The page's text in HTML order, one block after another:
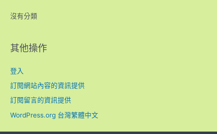
沒有分類
其他操作
登入
訂閱網站內容的資訊提供
訂閱留言的資訊提供
WordPress.org 台灣繁體中文